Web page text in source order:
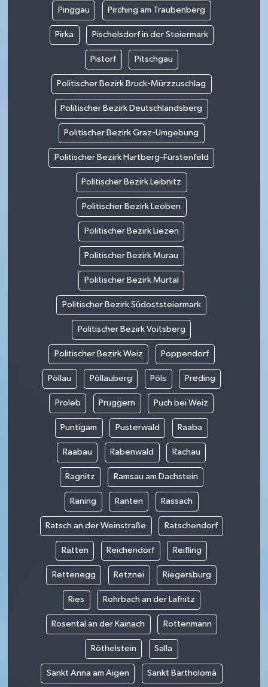
Pinggau Pirching am Traubenberg
Pirka Pischelsdorf in der Steiermark
Pistorf Pitschgau
Politischer Bezirk Bruck-Mürzzuschlag
Politischer Bezirk Deutschlandsberg
Politischer Bezirk Graz-Umgebung
Politischer Bezirk Hartberg-Fürstenfeld
Politischer Bezirk Leibnitz
Politischer Bezirk Leoben
Politischer Bezirk Liezen
Politischer Bezirk Murau
Politischer Bezirk Murtal
Politischer Bezirk Südoststeiermark
Politischer Bezirk Voitsberg
Politischer Bezirk Weiz Poppendorf
Pöllau Pöllauberg Pöls Preding
Proleb Pruggern Puch bei Weiz
Puntigam Pusterwald Raaba
Raabau Rabenwald Rachau
Ragnitz Ramsau am Dachstein
Raning Ranten Rassach
Ratsch an der Weinstraße Ratschendorf
Ratten Reichendorf Reifling
Rettenegg Retznei Riegersburg
Ries Rohrbach an der Lafnitz
Rosental an der Kainach Rottenmann
Röthelstein Salla
Sankt Anna am Aigen Sankt Bartholomä